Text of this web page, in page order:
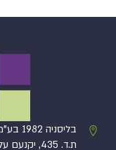
בליסניה 1982 בע”מ פארק תעשיות מבוא כרמל
ת.ד. 435, יקנעם עלית מ. 2069206 ישראל